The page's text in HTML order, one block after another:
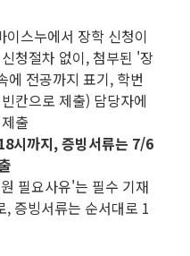
스누에서 장학 신청이
청절차 없이, 첨부된 '장
에 전공까지 표기, 학번
칸으로 제출) 담당자에
출
시까지, 증빙서류는 7/6
필요사유'는 필수 기재
증빙서류는 순서대로 1